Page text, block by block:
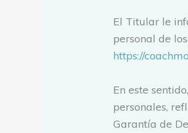
El Titular le
personal de
https://
En este
personales,
Garantía de